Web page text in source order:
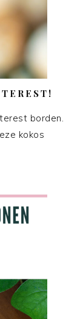
borden.
kokos